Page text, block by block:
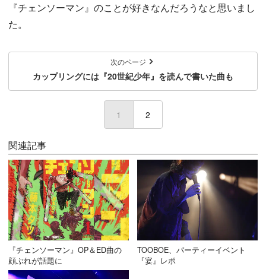
『チェンソーマン』のことが好きなんだろうなと思いまし
た。
次のページ
カップリングには『20世紀少年』を読んで書いた曲も
1 (current)
2
関連記事
『チェンソーマン』OP＆ED曲の
顔ぶれが話題に
TOOBOE、パーティーイベント
『宴』レポ